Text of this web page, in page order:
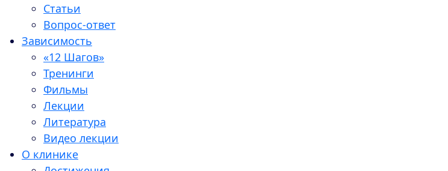
Статьи
Вопрос-ответ
Зависимость
«12 Шагов»
Тренинги
Фильмы
Лекции
Литература
Видео лекции
О клинике